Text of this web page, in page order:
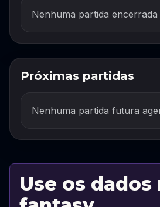
Nenhuma partida encerrada
Próximas partidas
Nenhuma partida futura
Use os dados